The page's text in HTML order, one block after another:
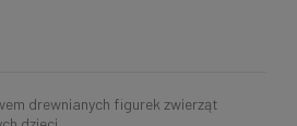
drewnianych figurek zwierząt